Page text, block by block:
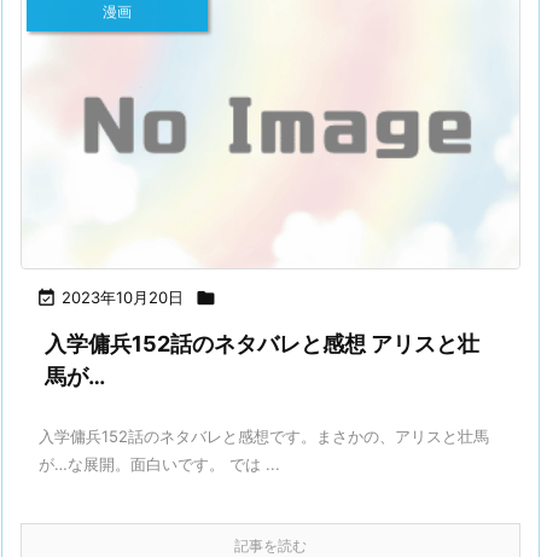
 2023年10月20日 
漫画
入学傭兵152話のネタバレと感想 アリスと壮
馬が…
入学傭兵152話のネタバレと感想です。まさかの、アリスと壮馬
が…な展開。面白いです。 では ...
記事を読む